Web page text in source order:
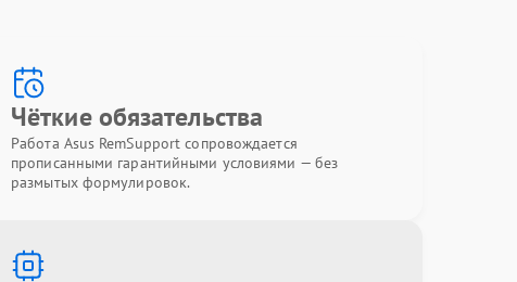
Чёткие обязательства
Работа Asus RemSupport сопровождается
прописанными гарантийными условиями — без
размытых формулировок.